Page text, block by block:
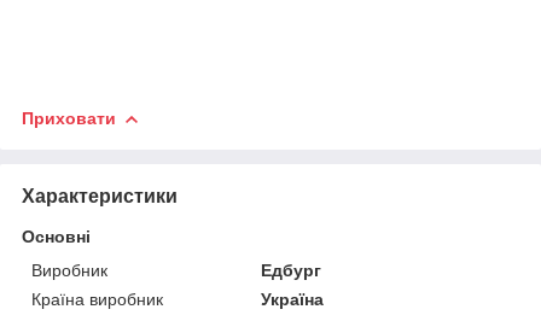
Приховати
Характеристики
Основні
Виробник
Едбург
Країна виробник
Україна